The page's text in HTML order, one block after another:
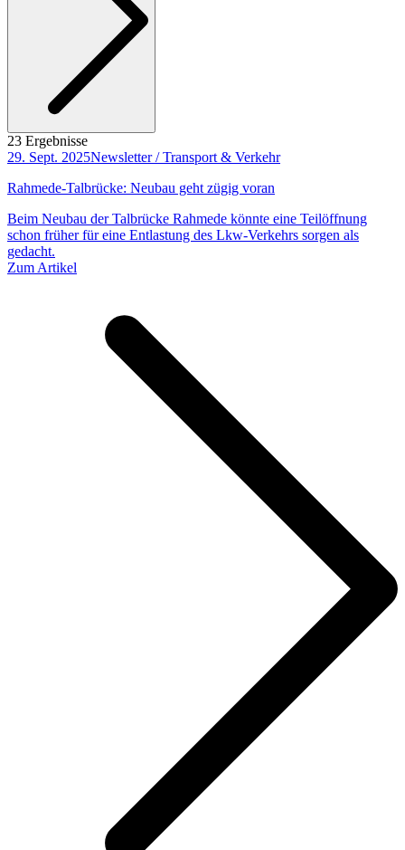
23 Ergebnisse
29. Sept. 2025Newsletter / Transport & Verkehr
Rahmede-Talbrücke: Neubau geht zügig voran
Beim Neubau der Talbrücke Rahmede könnte eine Teilöffnung
schon früher für eine Entlastung des Lkw-Verkehrs sorgen als
gedacht.
Zum Artikel